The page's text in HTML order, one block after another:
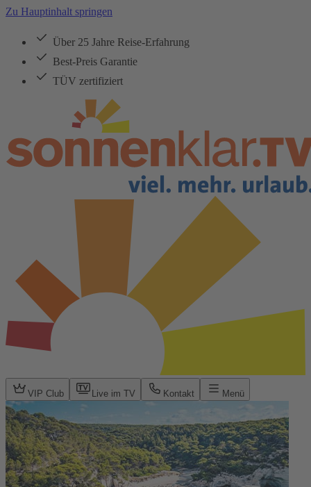
Zu Hauptinhalt springen
Über 25 Jahre Reise-Erfahrung
Best-Preis Garantie
TÜV zertifiziert
VIP Club Live im TV Kontakt Menü